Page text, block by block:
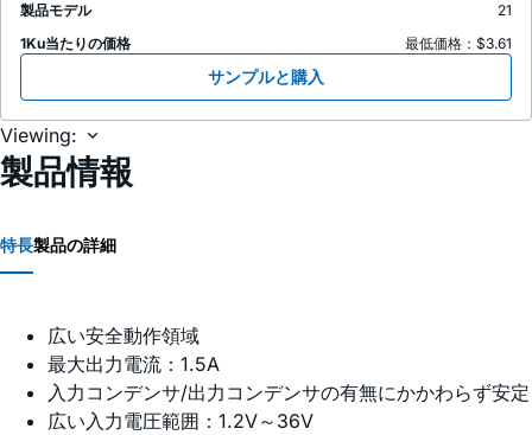
製品モデル
21
1Ku当たりの価格
最低価格：$3.61
サンプルと購入
Viewing:
製品情報
特長製品の詳細
広い安全動作領域
最大出力電流：1.5A
入力コンデンサ/出力コンデンサの有無にかかわらず安定
広い入力電圧範囲：1.2V～36V